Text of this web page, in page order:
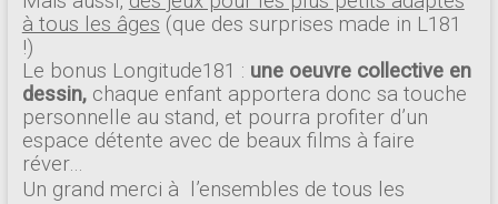
à tous les âges (que des surprises made in L181
!)
Le bonus Longitude181 : une oeuvre collective en
dessin,chaque enfant apportera donc sa touche
personnelle au stand, et pourra profiter d’un
espace détente avec de beaux films à faire
réver…
Un grand merci à l’ensembles de tous les